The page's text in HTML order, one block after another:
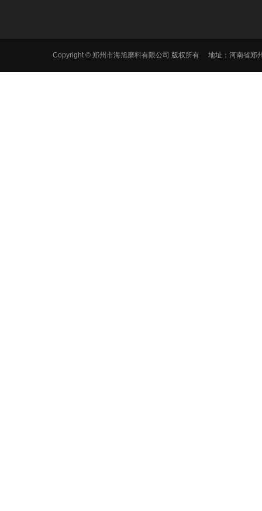
Copyright © 郑州市海旭磨料有限公司 版权所有 地址：河南省